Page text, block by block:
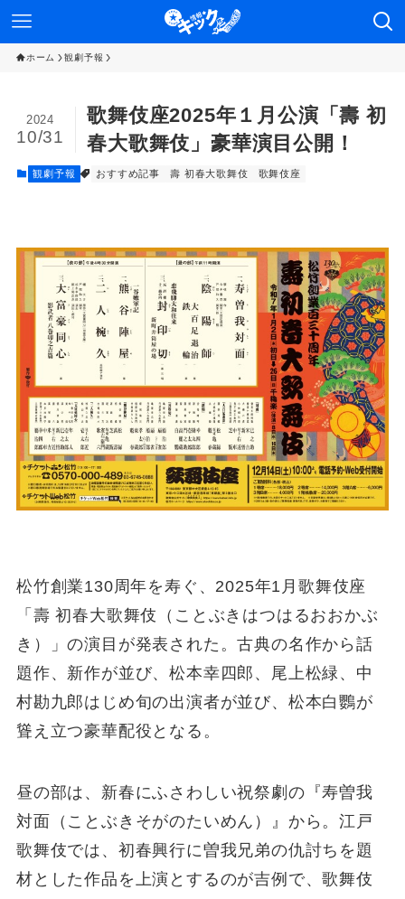
ホーム 観劇予報
歌舞伎座2025年１月公演「壽 初
春大歌舞伎」豪華演目公開！
2024
10/31
観劇予報 おすすめ記事 壽 初春大歌舞伎 歌舞伎座
松竹創業130周年を寿ぐ、2025年1月歌舞伎座
「壽 初春大歌舞伎（ことぶきはつはるおおかぶ
き）」の演目が発表された。古典の名作から話
題作、新作が並び、松本幸四郎、尾上松緑、中
村勘九郎はじめ旬の出演者が並び、松本白鸚が
聳え立つ豪華配役となる。
昼の部は、新春にふさわしい祝祭劇の『寿曽我
対面（ことぶきそがのたいめん）』から。江戸
歌舞伎では、初春興行に曽我兄弟の仇討ちを題
材とした作品を上演とするのが吉例で、歌舞伎